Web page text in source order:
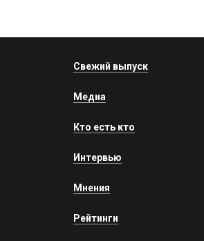
Свежий выпуск
Медиа
Кто есть кто
Интервью
Мнения
Рейтинги